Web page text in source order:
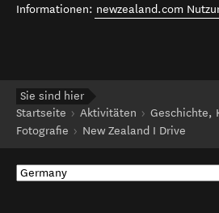
Informationen: newzealand.com
Sie sind hier
Startseite
Aktivitäten
Geschichte,
Fotografie
New Zealand I Drive